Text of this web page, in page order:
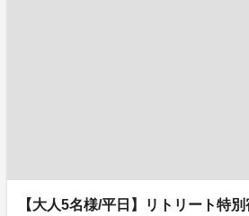
【大人5名様/平日】リトリート特